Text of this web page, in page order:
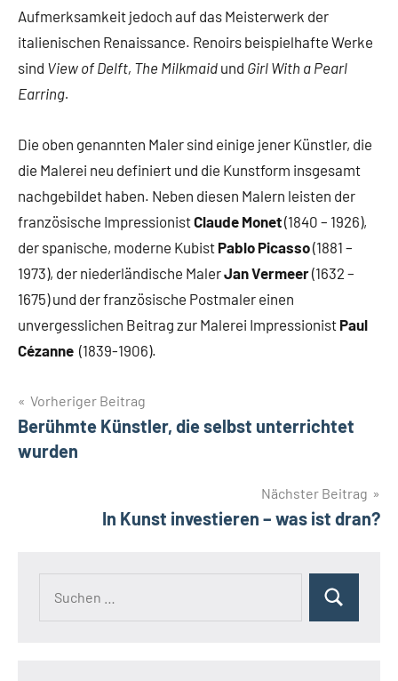
Aufmerksamkeit jedoch auf das Meisterwerk der
italienischen Renaissance. Renoirs beispielhafte Werke
sind View of Delft, The Milkmaid und Girl With a Pearl
Earring.
Die oben genannten Maler sind einige jener Künstler, die
die Malerei neu definiert und die Kunstform insgesamt
nachgebildet haben. Neben diesen Malern leisten der
französische ImpressionistClaude Monet(1840 – 1926),
der spanische, moderne Kubist Pablo Picasso(1881 –
1973), der niederländische MalerJan Vermeer(1632 –
1675) und der französische Postmaler einen
unvergesslichen Beitrag zur Malerei Impressionist Paul
Cézanne (1839-1906).
Beitragsnavigation
Vorheriger Beitrag
Berühmte Künstler, die selbst unterrichtet
wurden
Nächster Beitrag
In Kunst investieren – was ist dran?
Suchen